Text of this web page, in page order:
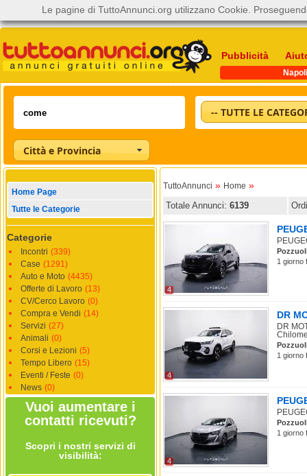
Pubblicità
Napoli
-- TUTTE LE
Città e Provincia
Home Page
Tutte le Categorie
Categorie
Incontri (339)
Case (1291)
Auto e Moto (4435)
Offerte di Lavoro (13)
CV/Cerco Lavoro (0)
Compra e Vendi (14)
Servizi (27)
Animali (0)
Corsi e Lezioni (5)
Tempo Libero (15)
Eventi / Feste (0)
News (0)
Vuoi aumentare i
contatti ricevuti?
Scopri i nostri servizi di
visibilità:
TuttoAnnunci » Home »
Totale Annunci: 6139
4
1 giorno
4
DR
DR
1 giorno
4
1 giorno
Le pagine di TuttoAnnunci.org utilizzano Cookie.